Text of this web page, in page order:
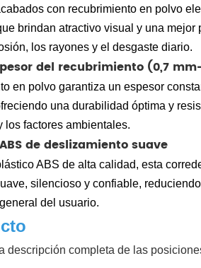
con recubrimiento en polvo
brindan atractivo visual y una mejor
los rayones y el desgaste diario.
del recubrimiento (0,7
en polvo garantiza un espesor
una durabilidad óptima y
factores ambientales.
de deslizamiento suave
ABS de alta calidad, esta
silencioso y confiable,
del usuario.
descripción completa de las